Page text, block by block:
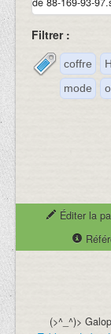
Filtrer :
coffre
mode
Éditer la
(>^_^)>